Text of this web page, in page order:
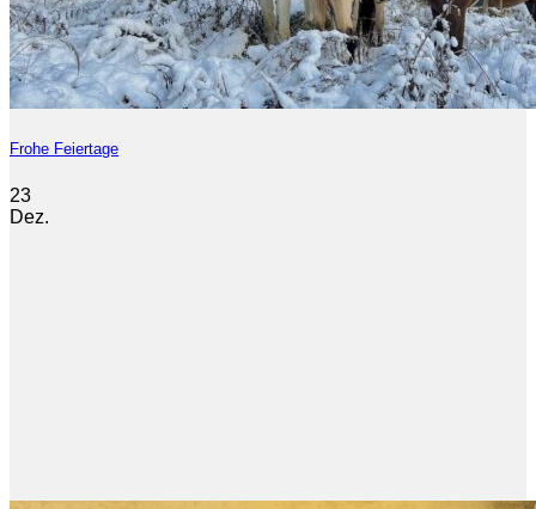
Frohe Feiertage
23
Dez.